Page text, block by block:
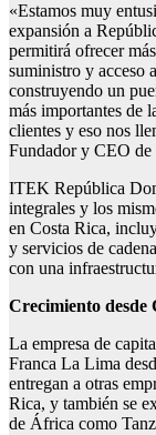
«Estamos muy
expansión a
permitirá ofrecer
suministro y acceso
construyendo un
más importantes de
clientes y eso nos
Fundador y CEO
ITEK República
integrales y los
en Costa Rica,
y servicios de
con una
Crecimiento desde
La empresa de
Franca La Lima
entregan a otras
Rica, y también se
de África como